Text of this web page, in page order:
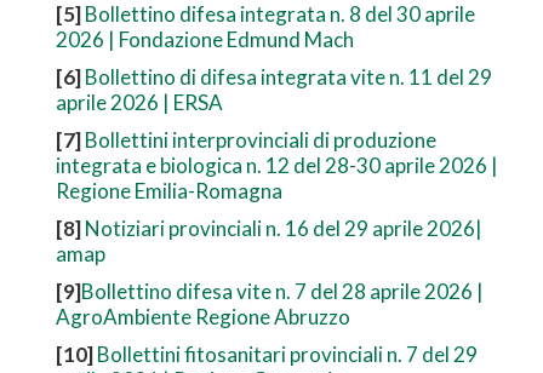
[5]Bollettino difesa integrata n. 8 del 30 aprile
2026 | Fondazione Edmund Mach
[6]Bollettino di difesa integrata vite n. 11 del 29
aprile 2026 | ERSA
[7]Bollettini interprovinciali di produzione
integrata e biologica n. 12 del 28-30 aprile 2026 |
Regione Emilia-Romagna
[8]Notiziari provinciali n. 16 del 29 aprile 2026|
amap
[9]Bollettino difesa vite n. 7 del 28 aprile 2026 |
AgroAmbiente Regione Abruzzo
[10]Bollettini fitosanitari provinciali n. 7 del 29